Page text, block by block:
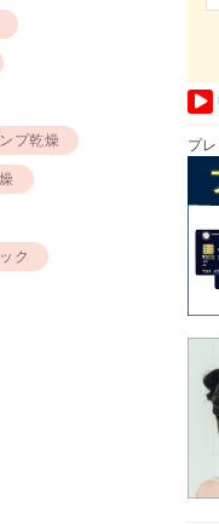
プ
プ乾燥
ク